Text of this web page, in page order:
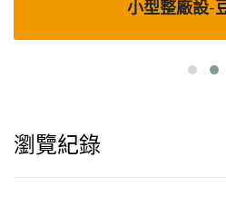
小型整廠設-
瀏覽紀錄